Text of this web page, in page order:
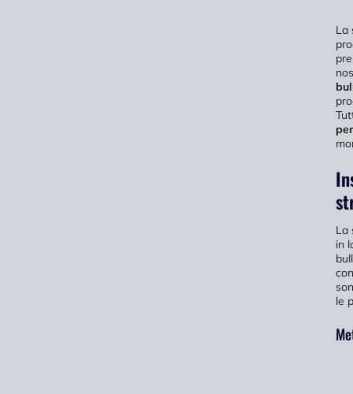
La
La
in
le